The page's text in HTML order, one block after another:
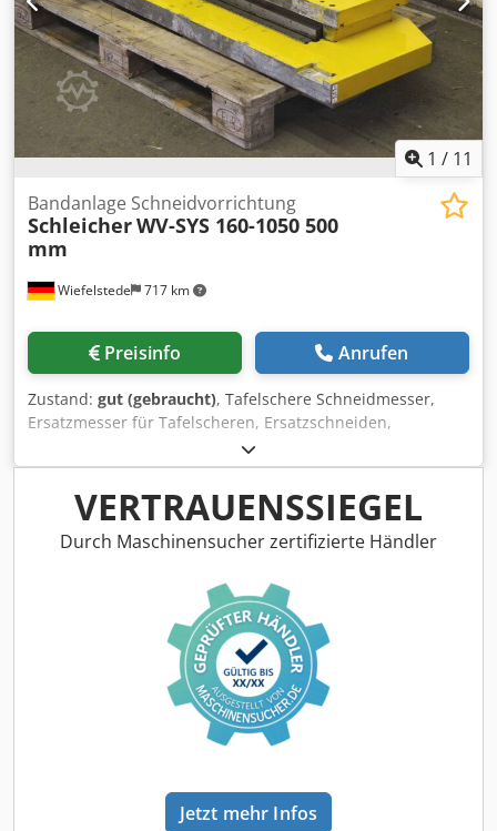
1 / 11
Wiefelstede 717 km
Bandanlage Schneidvorrichtung
SchleicherWV-SYS 160-1050 500
mm
Preisinfo Anrufen
Zustand: gut (gebraucht), Tafelschere Schneidmesser,
Ersatzmesser für Tafelscheren, Ersatzschneiden,
Schneidmesser, Scherenmesser, Bandanlage
Schneidvorrichtung -Hersteller: Schleicher,
Schneidvorrichtung aus Bandanlage WV-SYS 160-1050
Codpfx Agjg I D Ngokerf -Schnittbreite: max. 900 mm -
Abmessung: 1400/165/H785 mm -Gewicht ges.: 300 kg
VERTRAUENSSIEGEL
Durch Maschinensucher zertifizierte Händler
Jetzt mehr Infos